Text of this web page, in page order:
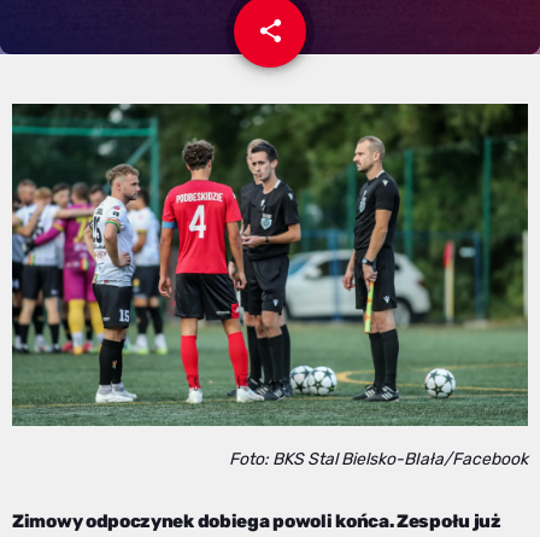
share
email
Foto: BKS Stal Bielsko-BIała/Facebook
Zimowy odpoczynek dobiega powoli końca. Zespołu już